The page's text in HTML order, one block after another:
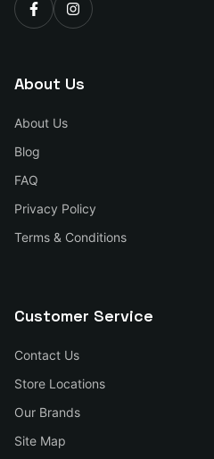
About Us
About Us
Blog
FAQ
Privacy Policy
Terms & Conditions
Customer Service
Contact Us
Store Locations
Our Brands
Site Map